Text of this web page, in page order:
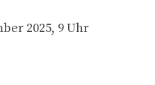
2025, 9 Uhr